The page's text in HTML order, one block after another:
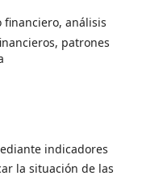
financiero, análisis
patrones
indicadores
la situación de las